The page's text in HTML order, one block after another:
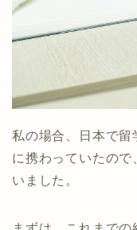
私の場合、日本で留
に携わっていたので
いました。